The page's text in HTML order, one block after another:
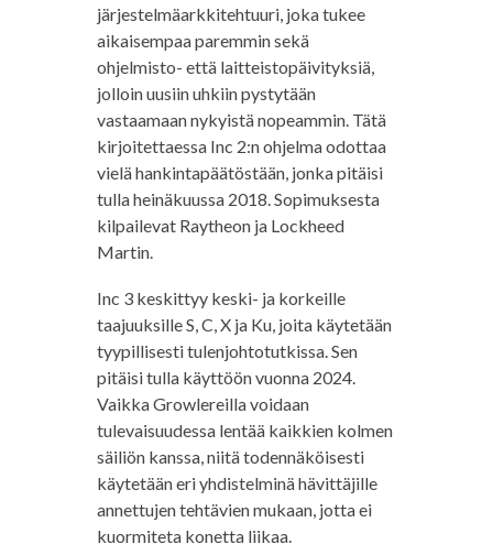
järjestelmäarkkitehtuuri, joka tukee
aikaisempaa paremmin sekä
ohjelmisto- että laitteistopäivityksiä,
jolloin uusiin uhkiin pystytään
vastaamaan nykyistä nopeammin. Tätä
kirjoitettaessa Inc 2:n ohjelma odottaa
vielä hankintapäätöstään, jonka pitäisi
tulla heinäkuussa 2018. Sopimuksesta
kilpailevat Raytheon ja Lockheed
Martin.
Inc 3 keskittyy keski- ja korkeille
taajuuksille S, C, X ja Ku, joita käytetään
tyypillisesti tulenjohtotutkissa. Sen
pitäisi tulla käyttöön vuonna 2024.
Vaikka Growlereilla voidaan
tulevaisuudessa lentää kaikkien kolmen
säiliön kanssa, niitä todennäköisesti
käytetään eri yhdistelminä hävittäjille
annettujen tehtävien mukaan, jotta ei
kuormiteta konetta liikaa.